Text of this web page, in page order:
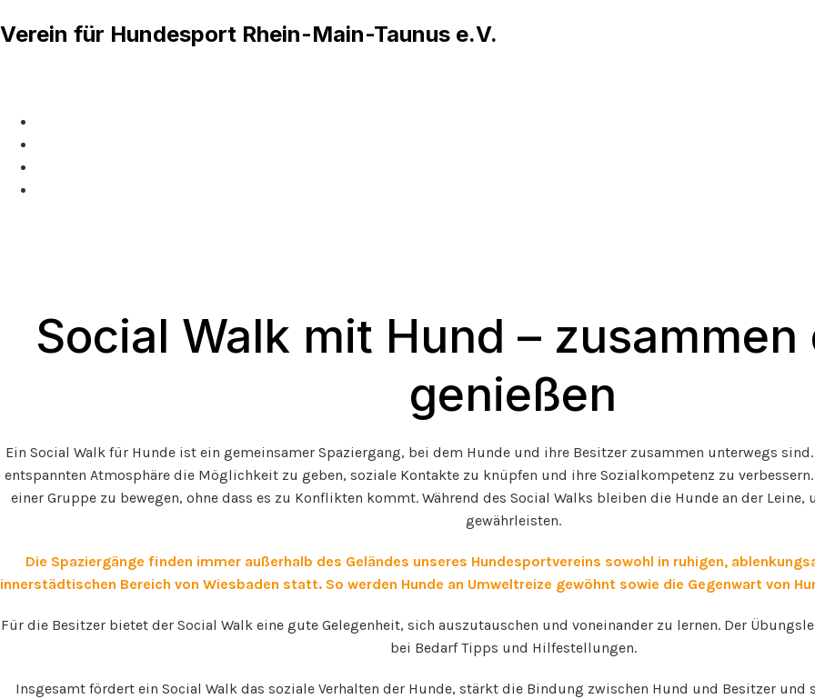
Verein für Hundesport Rhein-Main-Taunus e.V.
Social Walk mit Hund – zusammen
genießen
Ein Social Walk für Hunde ist ein gemeinsamer Spaziergang, bei dem Hunde und ihre Besitzer zusammen unterwegs
entspannten Atmosphäre die Möglichkeit zu geben, soziale Kontakte zu knüpfen und ihre Sozialkompetenz zu
einer Gruppe zu bewegen, ohne dass es zu Konflikten kommt. Während des Social Walks bleiben die Hunde an der
gewährleisten.
Die Spaziergänge finden immer außerhalb des Geländes unseres Hundesportvereins sowohl in ruhigen,
innerstädtischen Bereich von Wiesbaden statt. So werden Hunde an Umweltreize gewöhnt sowie die Gegenwart von
Für die Besitzer bietet der Social Walk eine gute Gelegenheit, sich auszutauschen und voneinander zu lernen. Der
bei Bedarf Tipps und Hilfestellungen.
Insgesamt fördert ein Social Walk das soziale Verhalten der Hunde, stärkt die Bindung zwischen Hund und Besitzer und